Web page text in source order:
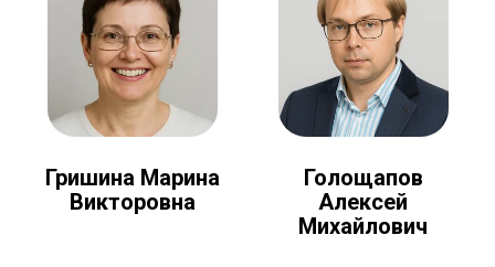
Гришина Марина
Викторовна
Голощапов
Алексей
Михайлович